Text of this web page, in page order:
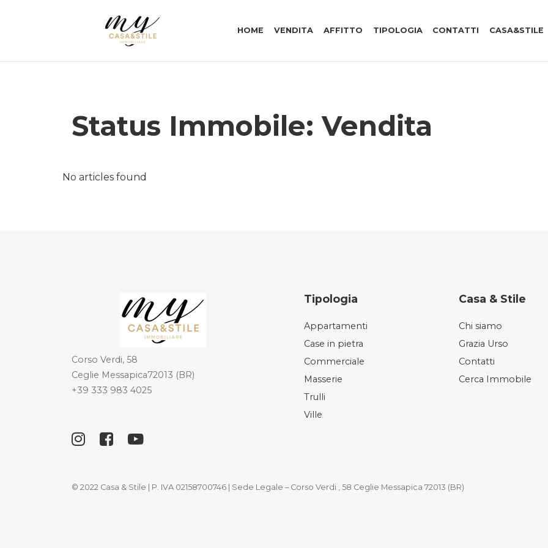
HOME VENDITA AFFITTO TIPOLOGIA CONTATTI CASA&STILE
Status Immobile:Vendita
No articles found
Corso Verdi, 58
Ceglie Messapica72013 (BR)
+39 333 983 4025
Tipologia
Appartamenti
Case in pietra
Commerciale
Masserie
Trulli
Ville
Casa & Stile
Chi siamo
Grazia Urso
Contatti
Cerca Immobile
© 2022 Casa & Stile | P. IVA 02158700746 | Sede Legale – Corso Verdi , 58 Ceglie Messapica 72013 (BR)